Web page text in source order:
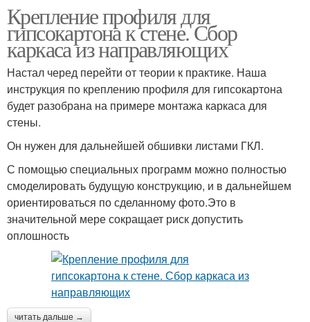
Крепление профиля для
гипсокартона к стене. Сбор
каркаса из направляющих
Настал черед перейти от теории к практике. Наша
инструкция по креплению профиля для гипсокартона
будет разобрана на примере монтажа каркаса для
стены.
Он нужен для дальнейшей обшивки листами ГКЛ.
С помощью специальных программ можно полностью
смоделировать будущую конструкцию, и в дальнейшем
ориентироваться по сделанному фото.Это в
значительной мере сокращает риск допустить
оплошность
читать дальше →